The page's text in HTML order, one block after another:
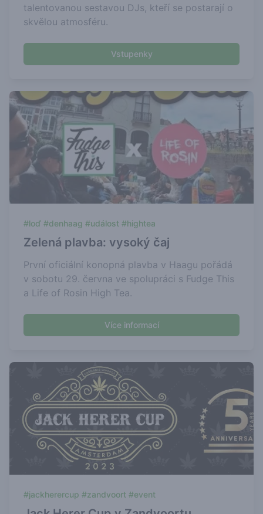
talentovanou sestavou DJs, kteří se postarají o
skvělou atmosféru.
Vstupenky
#loď #denhaag #událost #hightea
Zelená plavba: vysoký čaj
První oficiální konopná plavba v Haagu pořádá
v sobotu 29. června ve spolupráci s Fudge This
a Life of Rosin High Tea.
Více informací
#jackherercup #zandvoort #event